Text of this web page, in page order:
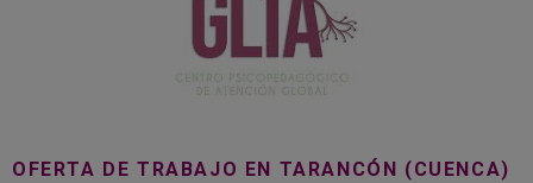
OFERTA DE TRABAJO EN TARANCÓN (CUENCA)